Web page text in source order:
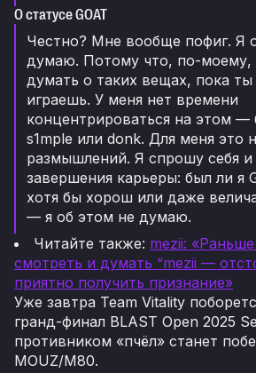
О статусе GOAT
Честно? Мне вообще пофиг. Я
думаю. Потому что, по-моему,
думать о таких вещах, пока
играешь. У меня нет времени
концентрироваться на этом —
s1mple или donk. Для меня это
размышлений. Я спрошу себя и
завершения карьеры: был ли я
хотя бы хорош или даже
— я об этом не думаю.
Читайте также: mezii:
смотреть и думать “mezii —
приятно получить признание»
Уже завтра Team Vitality
гранд-финал BLAST Open 2025
противником «пчёл» станет
MOUZ/М80.